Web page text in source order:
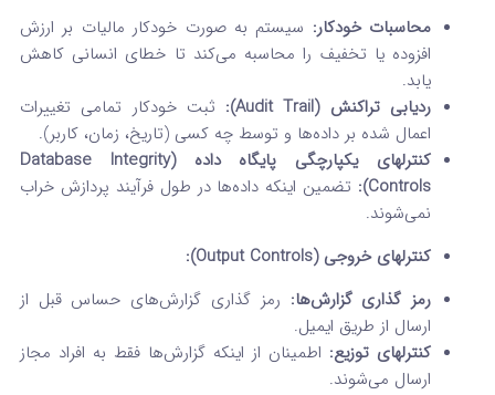
محاسبات خودکار: سیستم به صورت خودکار مالیات بر ارزش
افزوده یا تخفیف را محاسبه می‌کند تا خطای انسانی کاهش
یابد.
ردیابی تراکنش (Audit Trail):
ثبت خودکار تمامی تغییرات
اعمال شده بر داده‌ها و توسط چه کسی (تاریخ، زمان، کاربر).
کنترلهای یکپارچگی پایگاه داده (Database Integrity
Controls):
تضمین اینکه داده‌ها در طول فرآیند پردازش خراب
نمی‌شوند.
کنترلهای خروجی (Output Controls):
رمز گذاری گزارش‌ها: رمز گذاری گزارش‌های حساس قبل از
ارسال از طریق ایمیل.
کنترلهای توزیع: اطمینان از اینکه گزارش‌ها فقط به افراد مجاز
ارسال می‌شوند.